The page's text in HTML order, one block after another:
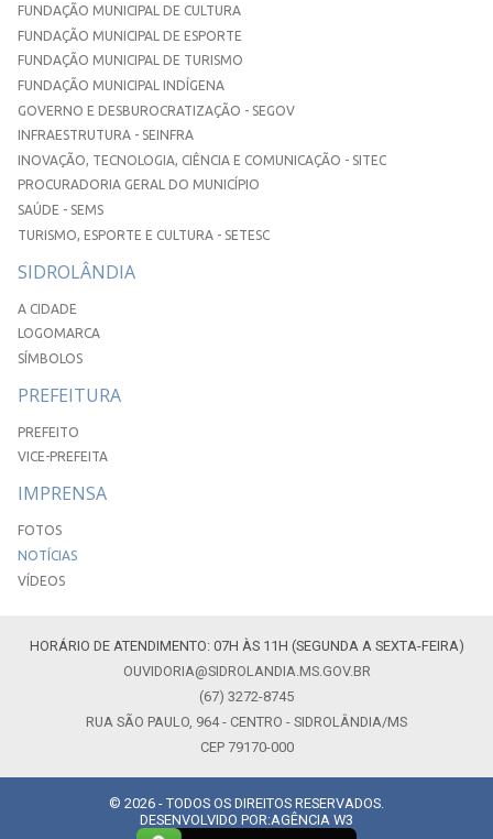
FUNDAÇÃO MUNICIPAL DE CULTURA
FUNDAÇÃO MUNICIPAL DE ESPORTE
FUNDAÇÃO MUNICIPAL DE TURISMO
FUNDAÇÃO MUNICIPAL INDÍGENA
GOVERNO E DESBUROCRATIZAÇÃO - SEGOV
INFRAESTRUTURA - SEINFRA
INOVAÇÃO, TECNOLOGIA, CIÊNCIA E COMUNICAÇÃO - SITEC
PROCURADORIA GERAL DO MUNICÍPIO
SAÚDE - SEMS
TURISMO, ESPORTE E CULTURA - SETESC
SIDROLÂNDIA
A CIDADE
LOGOMARCA
SÍMBOLOS
PREFEITURA
PREFEITO
VICE-PREFEITA
IMPRENSA
FOTOS
NOTÍCIAS
VÍDEOS
HORÁRIO DE ATENDIMENTO: 07H ÀS 11H (SEGUNDA A SEXTA-FEIRA)
OUVIDORIA@SIDROLANDIA.MS.GOV.BR
(67) 3272-8745
RUA SÃO PAULO, 964 - CENTRO - SIDROLÂNDIA/MS
CEP 79170-000
© 2026 - TODOS OS DIREITOS RESERVADOS.
DESENVOLVIDO POR:AGÊNCIA W3